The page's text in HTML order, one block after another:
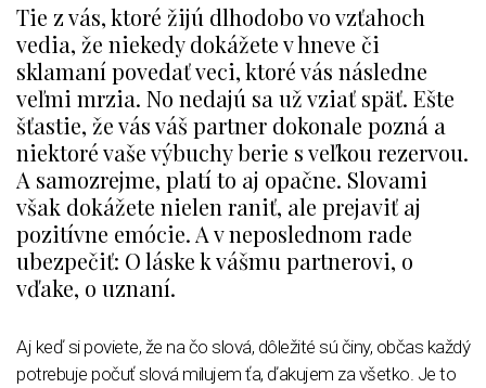
Tie z vás, ktoré žijú dlhodobo vo vzťahoch
vedia, že niekedy dokážete v hneve či
sklamaní povedať veci, ktoré vás následne
veľmi mrzia. No nedajú sa už vziať späť. Ešte
šťastie, že vás váš partner dokonale pozná a
niektoré vaše výbuchy berie s veľkou rezervou.
A samozrejme, platí to aj opačne. Slovami
však dokážete nielen raniť, ale prejaviť aj
pozitívne emócie. A v neposlednom rade
ubezpečiť: O láske k vášmu partnerovi, o
vďake, o uznaní.
Aj keď si poviete, že na čo slová, dôležité sú činy, občas každý
potrebuje počuť slová milujem ťa, ďakujem za všetko. Je to